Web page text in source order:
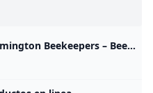
Warwick and Leamington Beekeepers – Beekeeping in Leamington and Warwick